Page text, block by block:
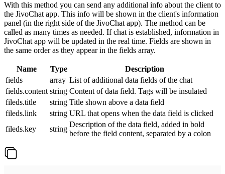
With this method you can send any additional info about the client to
the JivoChat app. This info will be shown in the client's information
panel (in the right side of the JivoChat app). The method can be
called as many times as needed. If chat is established, information in
JivoChat app will be updated in the real time. Fields are shown in
the same order as they appear in the fields array.
Name Type
Description
fields
array List of additional data fields of the chat
fields.content string Content of data field. Tags will be insulated
fileds.title
string Title shown above a data field
fileds.link
string URL that opens when the data field is clicked
fileds.key
string
Description of the data field, added in bold
before the field content, separated by a colon